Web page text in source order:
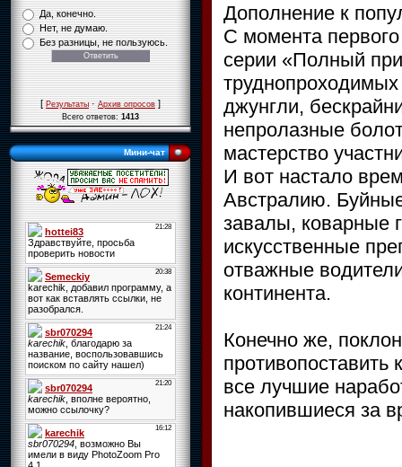
Да, конечно.
Нет, не думаю.
Без разницы, не пользуюсь.
[Результаты·Архив опросов]
Всего ответов:1413
Мини-чат
Дополнение к
С момента
серии «Полный
джунгли,
непролазные
мастерство
И вот настало
Австралию.
завалы, коварные
искусственные
отважные
континента.
Конечно же,
все лучшие
накопившиеся за